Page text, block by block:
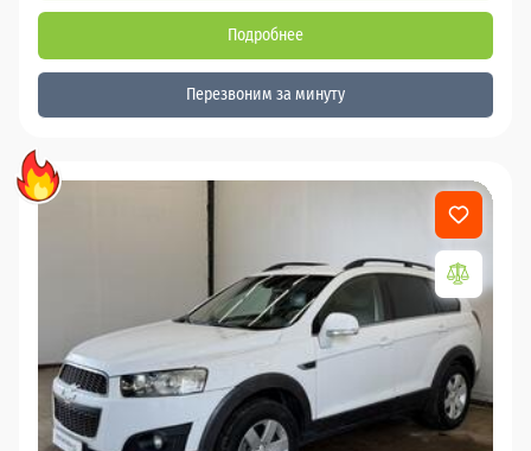
Подробнее
Перезвоним за минуту